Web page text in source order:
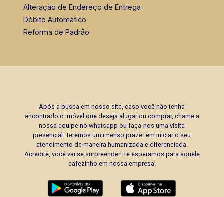
Alteração de Endereço de Entrega
Débito Automático
Reforma de Padrão
Após a busca em nosso site, caso você não tenha
encontrado o imóvel que deseja alugar ou comprar, chame a
nossa equipe no whatsapp ou faça-nos uma visita
presencial. Teremos um imenso prazer em iniciar o seu
atendimento de maneira humanizada e diferenciada.
Acredite, você vai se surpreender! Te esperamos para aquele
cafezinho em nossa empresa!